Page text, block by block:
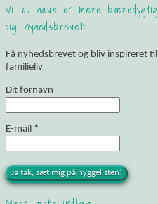
Vil du have et mere
dig nyhedsbrevet:
Få nyhedsbrevet og bliv inspireret
familieliv
Dit fornavn
E-mail *